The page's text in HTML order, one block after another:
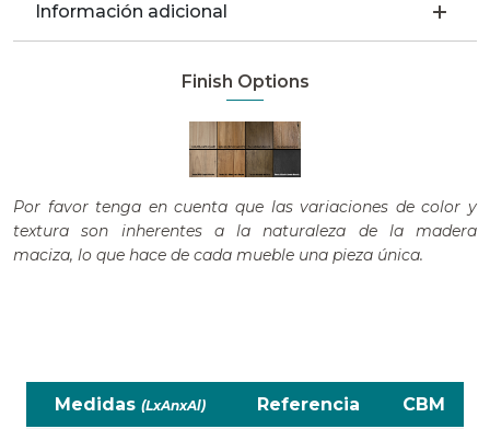
Información adicional
Finish Options
Por favor tenga en cuenta que las variaciones de color y
textura son inherentes a la naturaleza de la madera
maciza, lo que hace de cada mueble una pieza única.
Medidas (LxAnxAl) Referencia CBM